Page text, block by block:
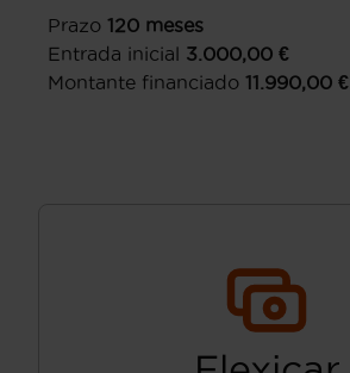
Prazo 120 meses
Entrada inicial 3.000,00 €
Montante financiado 11.990,00 €